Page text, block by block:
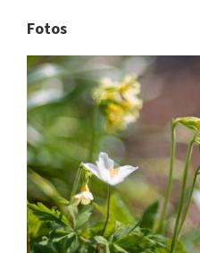
Fotos